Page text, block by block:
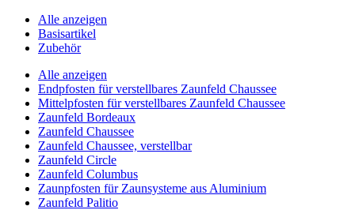
Alle anzeigen
Basisartikel
Zubehör
Alle anzeigen
Endpfosten für verstellbares Zaunfeld Chaussee
Mittelpfosten für verstellbares Zaunfeld Chaussee
Zaunfeld Bordeaux
Zaunfeld Chaussee
Zaunfeld Chaussee, verstellbar
Zaunfeld Circle
Zaunfeld Columbus
Zaunpfosten für Zaunsysteme aus Aluminium
Zaunfeld Palitio